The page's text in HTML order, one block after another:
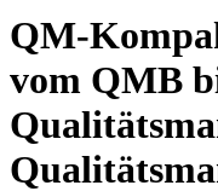
QM-
vom QMB